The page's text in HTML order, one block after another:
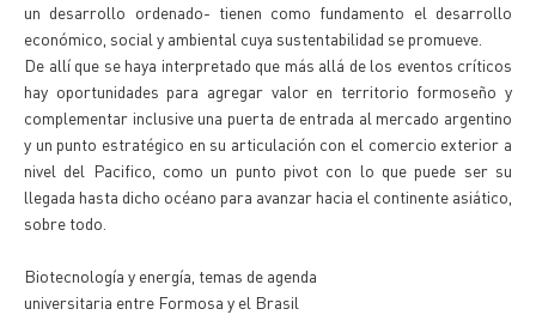
un desarrollo ordenado- tienen como fundamento el desarrollo
económico, social y ambiental cuya sustentabilidad se promueve.
De allí que se haya interpretado que más allá de los eventos críticos
hay oportunidades para agregar valor en territorio formoseño y
complementar inclusive una puerta de entrada al mercado argentino
y un punto estratégico en su articulación con el comercio exterior a
nivel del Pacifico, como un punto pivot con lo que puede ser su
llegada hasta dicho océano para avanzar hacia el continente asiático,
sobre todo.
Biotecnología y energía, temas de agenda
universitaria entre Formosa y el Brasil